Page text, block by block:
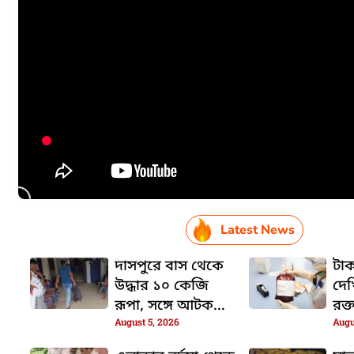
Latest News
দাসপুরে বাস থেকে
উদ্ধার ১০ কেজি
রূপা, সঙ্গে আটক
যুবক
August 5, 2026